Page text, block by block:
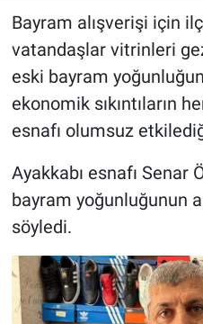
Bayram alışverişi için
vatandaşlar vitrinleri
eski bayram
ekonomik sıkıntıların
esnafı olumsuz
Ayakkabı esnafı Senar
bayram yoğunluğunun
söyledi.